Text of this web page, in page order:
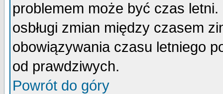
problemem może być czas
osbługi zmian między czasem
obowiązywania czasu letniego
od prawdziwych.
Powrót do góry